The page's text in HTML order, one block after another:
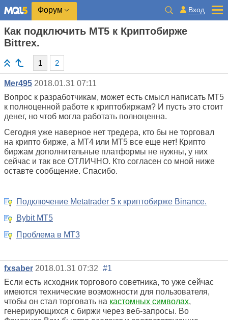
Форум Вход
Как подключить МТ5 к Криптобирже
Bittrex.
1 2
Mer495 2018.01.31 07:11
Вопрос к разработчикам, может есть смысл написать МТ5
к полноценной работе к криптобиржам? И пусть это стоит
денег, но чтоб могла работать полноценна.
Сегодня уже наверное нет тредера, кто бы не торговал
на крипто бирже, а МТ4 или МТ5 все еще нет! Крипто
биржам дополнительные платформы не нужны, у них
сейчас и так все ОТЛИЧНО. Кто согласен со мной ниже
оставте сообщение. Спасибо.
Подключение Metatrader 5 к криптобирже Binance.
Bybit MT5
Проблема в МТ3
fxsaber 2018.01.31 07:32 #1
Если есть исходник торгового советника, то уже сейчас
имеются технические возможности для пользователя,
чтобы он стал торговать на кастомных символах,
генерирующихся с биржи через веб-запросы. Во